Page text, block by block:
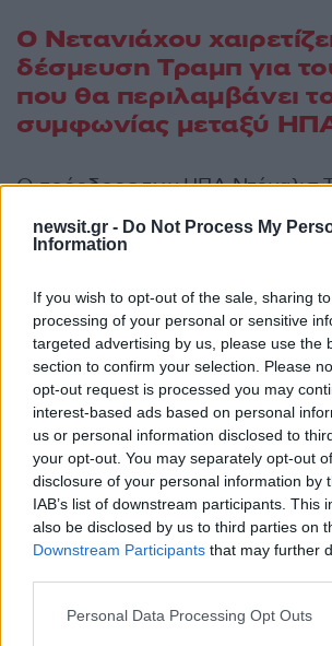
newsit.gr - Do Not Process My
Information
If you wish to opt-out of the sale, sharing
processing of your personal or sensitive
targeted advertising by us, please use the
section to confirm your selection. Please
opt-out request is processed you may
interest-based ads based on personal
us or personal information disclosed to
your opt-out. You may separately opt-out
disclosure of your personal information by
IAB’s list of downstream participants. This
also be disclosed by us to third parties on
Downstream Participants that may further
Please note that this website/app uses one
Personal Data Processing Opt Outs
Ο Νετανιάχου
δέσμευση Τραμπ για
που θα περιλαμβάνει
συμφωνίας μεταξύ
Ο πρόεδρος των ΗΠΑ Ντόναλντ
πρωθυπουργός του Ισραήλ
Νετανιάχου συζήτησαν το βράδυ
συναντίληψης μεταξύ
Τεχεράνης στις
επίτευξη συμφωνίας, όπως
ανακοίνωση που εκδόθηκε από
Νετανιάχου.
«Παρότι το Ισραήλ δεν είναι
μέρος του μνημονίου
πρωθυπουργός εξέφρασε την
διαπραγματεύσεων θα